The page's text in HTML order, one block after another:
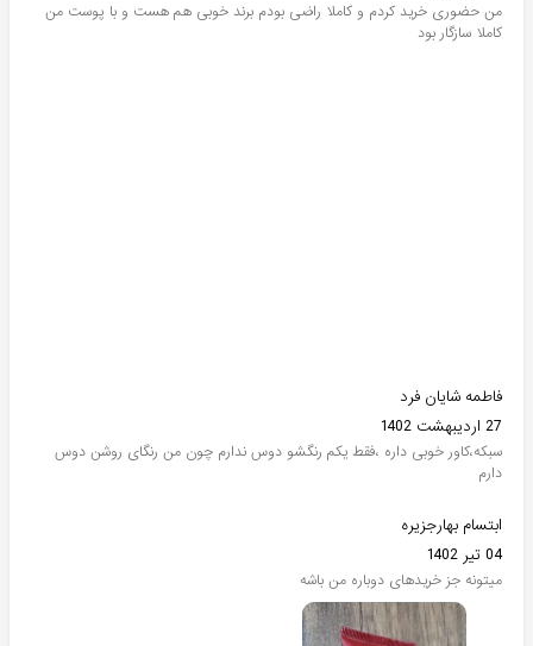
من حضوری خرید کردم و کاملا راضی بودم برند خوبی هم هست و با پوست من
کاملا سازگار بود
فاطمه شایان فرد
27 اردیبهشت 1402
سبکه،کاور خوبی داره ،فقط یکم رنگشو دوس ندارم چون من رنگای روشن دوس
دارم
ابتسام بهارجزیره
04 تیر 1402
میتونه جز خریدهای دوباره من باشه